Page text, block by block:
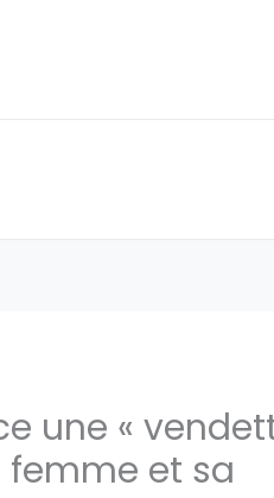
une «
femme et sa